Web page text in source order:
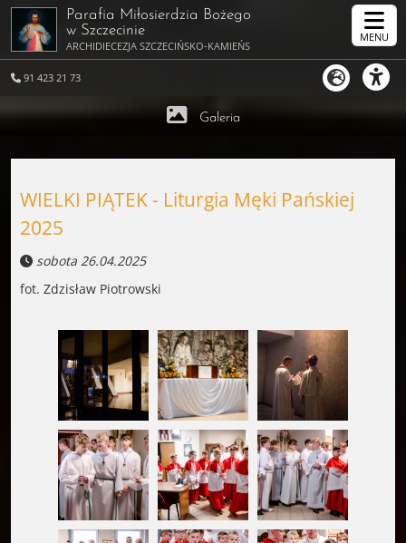
91 423 21 73
Parafia Miłosierdzia Bożego
w Szczecinie
ARCHIDIECEZJA SZCZECIŃSKO-KAMIEŃSKA
MENU
Galeria
WIELKI PIĄTEK - Liturgia Męki Pańskiej
2025
sobota 26.04.2025
fot. Zdzisław Piotrowski